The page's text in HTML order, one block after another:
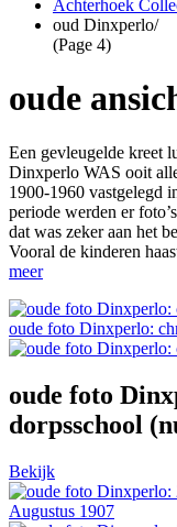
Achterhoek
oud Dinxperlo/
(Page 4)
oude
Een gevleugelde kreet
Dinxperlo WAS ooit
1900-1960 vastgelegd
periode werden er
dat was zeker aan het
Vooral de kinderen
meer
oude foto Dinxperlo:
oude foto
dorpsschool
Bekijk
Augustus 1907